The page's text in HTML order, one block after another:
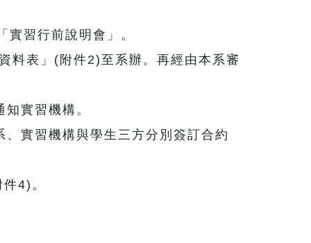
習行前說明會」。
表」(附件2)至系辦。再經由本系審
實習機構。
實習機構與學生三方分別簽訂合約
4)。